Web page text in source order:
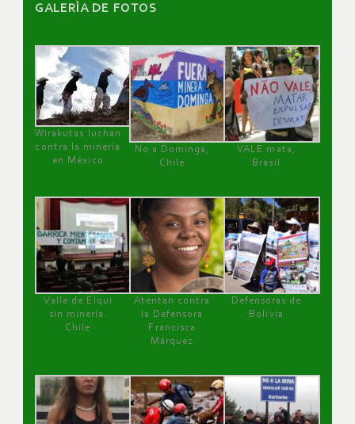
GALERÌA DE FOTOS
Wirakutas luchan
contra la minería
en México
No a Dominga,
Chile
VALE mata,
Brasil
Valle de Elqui
sin minería.
Chile
Atentan contra
la Defensora
Francisca
Márquez
Defensoras de
Bolivia